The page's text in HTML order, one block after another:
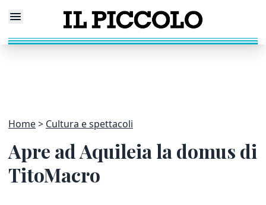
Home Cultura e spettacoli
Apre ad Aquileia la domus di
TitoMacro